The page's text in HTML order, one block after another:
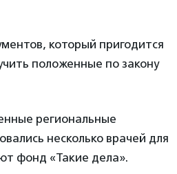
который пригодится
положенные по закону
региональные
несколько врачей для
фонд «Такие дела».